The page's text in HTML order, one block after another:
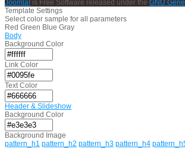
Joomla! is Free Software released under the GNU
Template Settings
Select color sample for all parameters
Red Green Blue Gray
Body
Background Color
Link Color
Text Color
Header & Slideshow
Background Color
Background Image
pattern_h1 pattern_h2 pattern_h3 pattern_h4